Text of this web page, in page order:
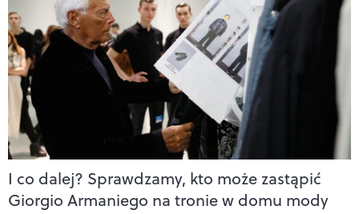
I co dalej? Sprawdzamy, kto może zastąpić
Giorgio Armaniego na tronie w domu mody